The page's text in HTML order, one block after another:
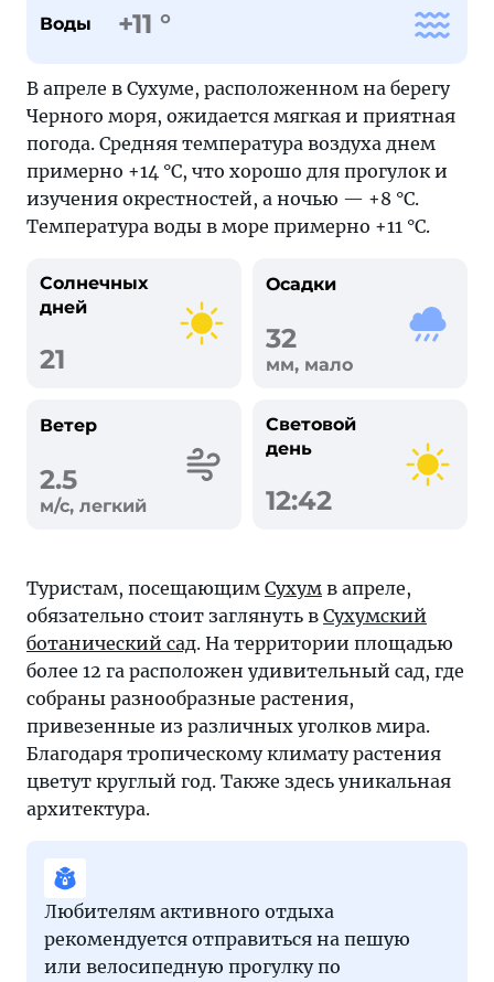
Воды +11 °
В апреле в Сухуме, расположенном на берегу
Черного моря, ожидается мягкая и приятная
погода. Средняя температура воздуха днем
примерно +14 °C, что хорошо для прогулок и
изучения окрестностей, а ночью — +8 °C.
Температура воды в море примерно +11 °C.
Солнечных
дней
21
Осадки
32
мм, мало
Ветер
2.5
м/с, легкий
Световой
день
12:42
Туристам, посещающим Сухум в апреле,
обязательно стоит заглянуть в Сухумский
ботанический сад. На территории площадью
более 12 га расположен удивительный сад, где
собраны разнообразные растения,
привезенные из различных уголков мира.
Благодаря тропическому климату растения
цветут круглый год. Также здесь уникальная
архитектура.
Любителям активного отдыха
рекомендуется отправиться на пешую
или велосипедную прогулку по